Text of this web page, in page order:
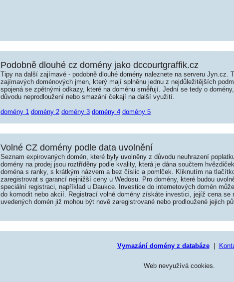
Podobně dlouhé cz domény jako dccourtgraffik.cz
Tipy na další zajímavé - podobně dlouhé domény naleznete na serveru Jyn.cz.
zajímavých doménových jmen, který mají splněnu jednu z nejdůležitějších
spojená se zpětnými odkazy, které na doménu směřují. Jední se tedy o
důvodu neprodloužení nebo smazání čekají na další využití.
domény 1 domény 2 domény 3 domény 4 domény 5
Volné CZ domény podle data uvolnění
Seznam expirovaných domén, které byly uvolněny z důvodu neuhrazení
domény na prodej jsou roztříděny podle kvality, která je dána součtem
doména s ranky, s krátkým názvem a bez číslic a pomlček. Kliknutím na
zaregistrovat s garancí nejnižší ceny u Wedosu. Pro domény, které budou
speciální registraci, například u Daukce. Investice do internetových domén
do komodit nebo akcií. Registrací volné domény získáte investici, jejíž cena se
uvedených domén již mohou být nově zaregistrované nebo prodloužené jejich
Vymazání domény z databáze|
Web nevyužívá cookies.